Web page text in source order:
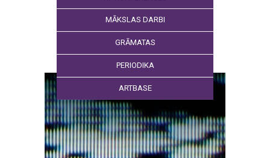
MĀKSLAS DARBI
GRĀMATAS
PERIODIKA
ARTBASE